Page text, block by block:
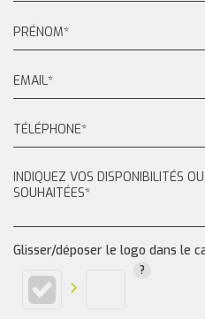
Glisser/déposer le logo dans le